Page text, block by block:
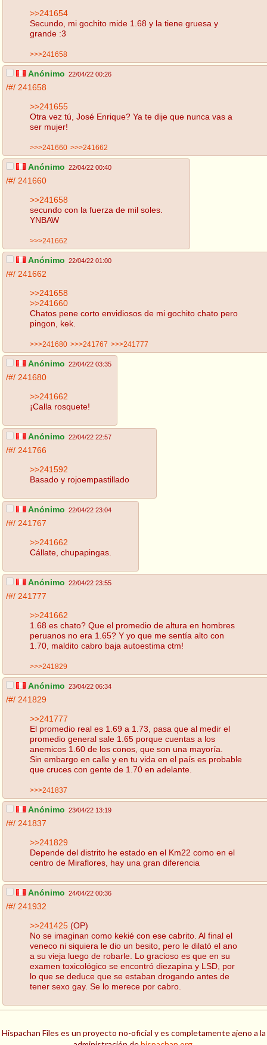
>>241654
Secundo, mi gochito mide 1.68 y la tiene gruesa y
grande :3
>>>241658
Anónimo 22/04/22 00:26
/#/ 241658
>>241655
Otra vez tú, José Enrique? Ya te dije que nunca vas a
ser mujer!
>>>241660 >>>241662
Anónimo 22/04/22 00:40
/#/ 241660
>>241658
secundo con la fuerza de mil soles.
YNBAW
>>>241662
Anónimo 22/04/22 01:00
/#/ 241662
>>241658
>>241660
Chatos pene corto envidiosos de mi gochito chato pero
pingon, kek.
>>>241680 >>>241767 >>>241777
Anónimo 22/04/22 03:35
/#/ 241680
>>241662
¡Calla rosquete!
Anónimo 22/04/22 22:57
/#/ 241766
>>241592
Basado y rojoempastillado
Anónimo 22/04/22 23:04
/#/ 241767
>>241662
Cállate, chupapingas.
Anónimo 22/04/22 23:55
/#/ 241777
>>241662
1.68 es chato? Que el promedio de altura en hombres
peruanos no era 1.65? Y yo que me sentía alto con
1.70, maldito cabro baja autoestima ctm!
>>>241829
Anónimo 23/04/22 06:34
/#/ 241829
>>241777
El promedio real es 1.69 a 1.73, pasa que al medir el
promedio general sale 1.65 porque cuentas a los
anemicos 1.60 de los conos, que son una mayoría.
Sin embargo en calle y en tu vida en el país es probable
que cruces con gente de 1.70 en adelante.
>>>241837
Anónimo 23/04/22 13:19
/#/ 241837
>>241829
Depende del distrito he estado en el Km22 como en el
centro de Miraflores, hay una gran diferencia
Anónimo 24/04/22 00:36
/#/ 241932
>>241425 (OP)
No se imaginan como kekié con ese cabrito. Al final el
veneco ni siquiera le dio un besito, pero le dilató el ano
a su vieja luego de robarle. Lo gracioso es que en su
examen toxicológico se encontró diezapina y LSD, por
lo que se deduce que se estaban drogando antes de
tener sexo gay. Se lo merece por cabro.
Hispachan Files es un proyecto no-oficial y es completamente ajeno a la